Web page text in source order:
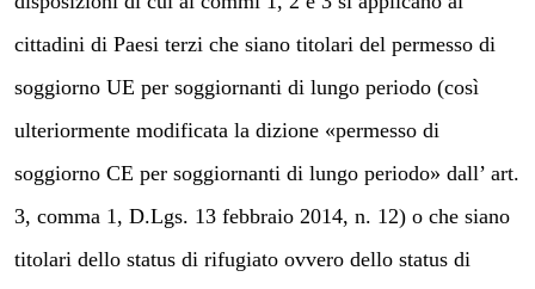
cittadini di Paesi terzi che siano titolari del permesso di
soggiorno UE per soggiornanti di lungo periodo (così
ulteriormente modificata la dizione «permesso di
soggiorno CE per soggiornanti di lungo periodo» dall’ art.
3, comma 1, D.Lgs. 13 febbraio 2014, n. 12) o che siano
titolari dello status di rifugiato ovvero dello status di